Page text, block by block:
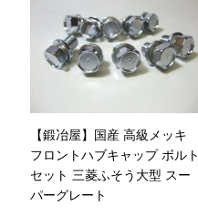
【鍛冶屋】国産 高級メッキ
フロントハブキャップ ボルト
セット 三菱ふそう大型 スー
パーグレート